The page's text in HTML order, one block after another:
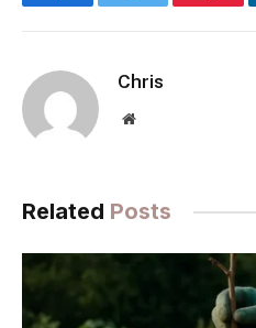
Chris
Website
Related Posts